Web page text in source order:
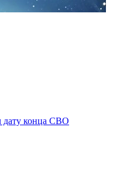
дату конца СВО